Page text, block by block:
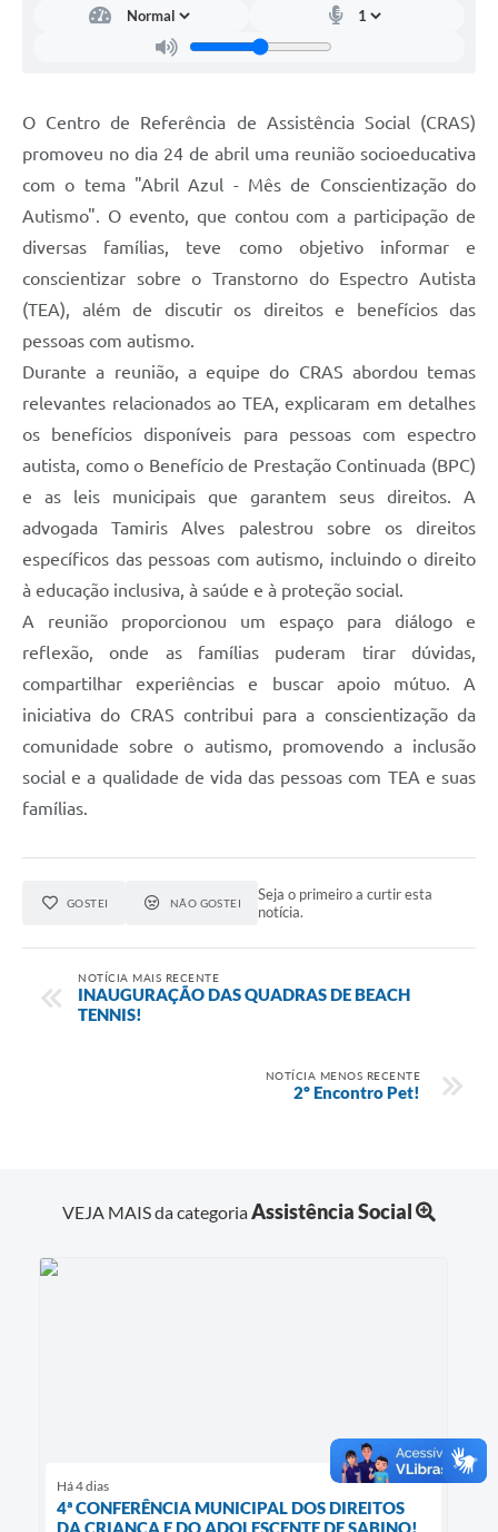
O Centro de Referência de Assistência Social (CRAS)
promoveu no dia 24 de abril uma reunião socioeducativa
com o tema "Abril Azul - Mês de Conscientização do
Autismo". O evento, que contou com a participação de
diversas famílias, teve como objetivo informar e
conscientizar sobre o Transtorno do Espectro Autista
(TEA), além de discutir os direitos e benefícios das
pessoas com autismo.
Durante a reunião, a equipe do CRAS abordou temas
relevantes relacionados ao TEA, explicaram em detalhes
os benefícios disponíveis para pessoas com espectro
autista, como o Benefício de Prestação Continuada (BPC)
e as leis municipais que garantem seus direitos. A
advogada Tamiris Alves palestrou sobre os direitos
específicos das pessoas com autismo, incluindo o direito
à educação inclusiva, à saúde e à proteção social.
A reunião proporcionou um espaço para diálogo e
reflexão, onde as famílias puderam tirar dúvidas,
compartilhar experiências e buscar apoio mútuo. A
iniciativa do CRAS contribui para a conscientização da
comunidade sobre o autismo, promovendo a inclusão
social e a qualidade de vida das pessoas com TEA e suas
famílias.
GOSTEI NÃO GOSTEI
Seja o primeiro a curtir esta
notícia.
NOTÍCIA MAIS RECENTE
INAUGURAÇÃO DAS QUADRAS DE BEACH
TENNIS!
NOTÍCIA MENOS RECENTE
2º Encontro Pet!
VEJA MAIS da categoriaAssistência Social
Há 4 dias
4ª CONFERÊNCIA MUNICIPAL DOS DIREITOS
DA CRIANÇA E DO ADOLESCENTE DE SABINO!